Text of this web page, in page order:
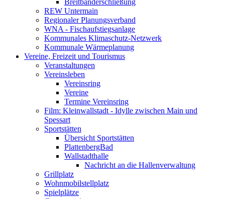
Breitbanderschließung
REW Untermain
Regionaler Planungsverband
WNA - Fischaufstiegsanlage
Kommunales Klimaschutz-Netzwerk
Kommunale Wärmeplanung
Vereine, Freizeit und Tourismus
Veranstaltungen
Vereinsleben
Vereinsring
Vereine
Termine Vereinsring
Film: Kleinwallstadt - Idylle zwischen Main und
Spessart
Sportstätten
Übersicht Sportstätten
PlattenbergBad
Wallstadthalle
Nachricht an die Hallenverwaltung
Grillplatz
Wohnmobilstellplatz
Spielplätze